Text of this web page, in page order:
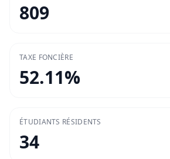
809
TAXE FONCIÈRE
52.11%
ÉTUDIANTS RÉSIDENTS
34